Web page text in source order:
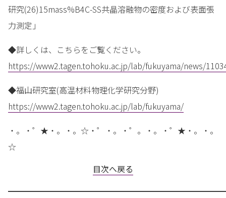
研究(26)15mass%B4C-SS共晶溶融物の密度および表面張
力測定」
◆詳しくは、こちらをご覧ください。
https://www2.tagen.tohoku.ac.jp/lab/fukuyama/news/
◆福山研究室(高温材料物理化学研究分野)
https://www2.tagen.tohoku.ac.jp/lab/fukuyama/
・。・゜★・。・。☆・゜・。・゜。・。・゜★・。・。
☆
目次へ戻る